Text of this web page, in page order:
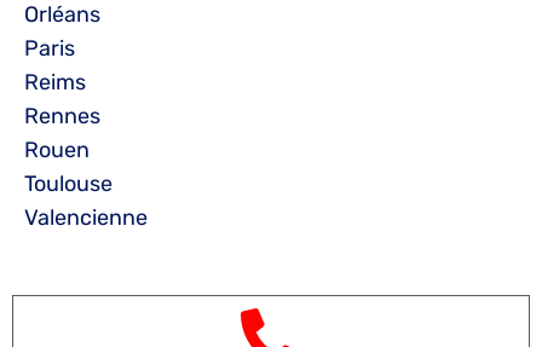
Orléans
Paris
Reims
Rennes
Rouen
Toulouse
Valencienne